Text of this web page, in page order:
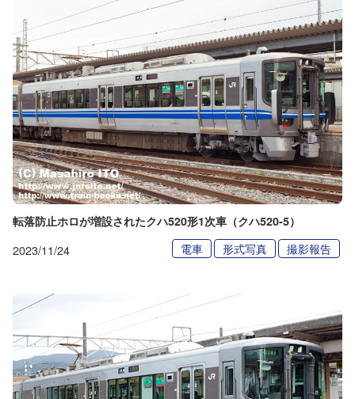
転落防止ホロが増設されたクハ520形1次車（クハ520-5）
2023/11/24 電車 形式写真 撮影報告